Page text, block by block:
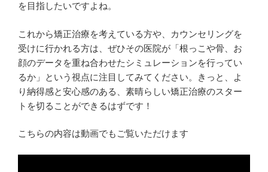
を目指したいですよね。
これから矯正治療を考えている方や、カウンセリングを
受けに行かれる方は、ぜひその医院が「根っこや骨、お
顔のデータを重ね合わせたシミュレーションを行ってい
るか」という視点に注目してみてください。きっと、よ
り納得感と安心感のある、素晴らしい矯正治療のスター
トを切ることができるはずです！
こちらの内容は動画でもご覧いただけます